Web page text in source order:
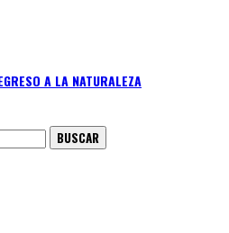
A LA NATURALEZA